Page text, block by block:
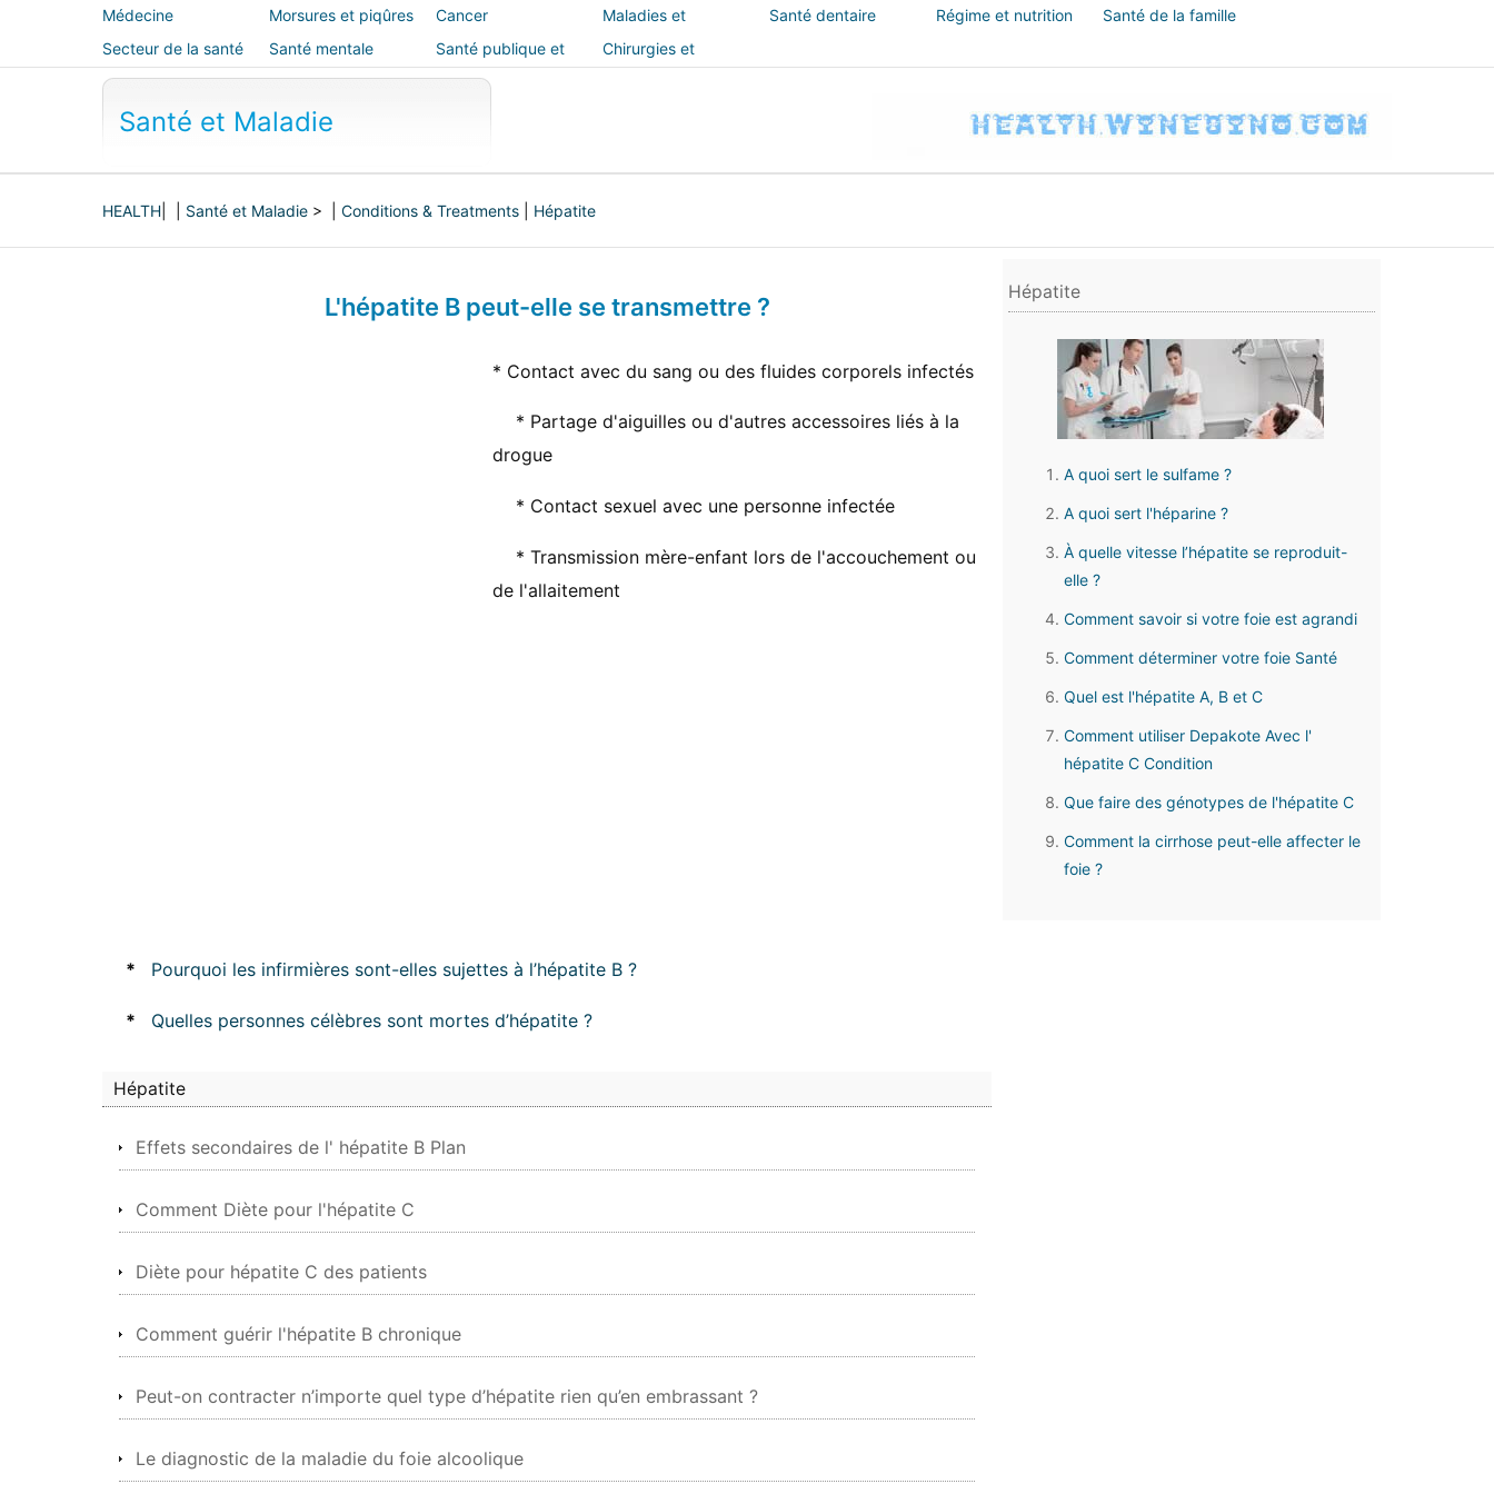
Médecine
alternative
Morsures et piqûres Cancer
Maladies et
traitements
Santé dentaire Régime et nutrition
Santé de la famille
Secteur de la santé
Santé mentale
Santé publique et
sécurité
Chirurgies et
Santé et Maladie
HEALTH Santé et Maladie > | Conditions & Treatments Hépatite
L'hépatite B peut-elle se transmettre ?
* Contact avec du sang ou des fluides corporels infectés
* Partage d'aiguilles ou d'autres accessoires liés à la
drogue
* Contact sexuel avec une personne infectée
* Transmission mère-enfant lors de l'accouchement ou
de l'allaitement
* Pourquoi les infirmières sont-elles sujettes à l’hépatite B ?
* Quelles personnes célèbres sont mortes d’hépatite ?
Hépatite
Effets secondaires de l' hépatite B Plan
Comment Diète pour l'hépatite C
Diète pour hépatite C des patients
Comment guérir l'hépatite B chronique
Peut-on contracter n’importe quel type d’hépatite rien qu’en embrassant ?
Le diagnostic de la maladie du foie alcoolique
Hépatite
A quoi sert le sulfame ?
A quoi sert l'héparine ?
À quelle vitesse l’hépatite se reproduit-
elle ?
Comment savoir si votre foie est agrandi
Comment déterminer votre foie Santé
Quel est l'hépatite A, B et C
Comment utiliser Depakote Avec l'
hépatite C Condition
Que faire des génotypes de l'hépatite C
Comment la cirrhose peut-elle affecter le
foie ?